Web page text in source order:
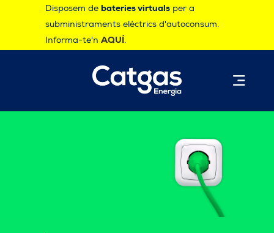
Disposem de bateries virtuals per a
subministraments elèctrics d'autoconsum.
Informa-te'n AQUÍ.